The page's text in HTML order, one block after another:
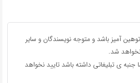
آمیز باشد و متوجه نویسندگان و سایر
نخواهد شد.
جنبه ی تبلیغاتی داشته باشد تایید نخواهد